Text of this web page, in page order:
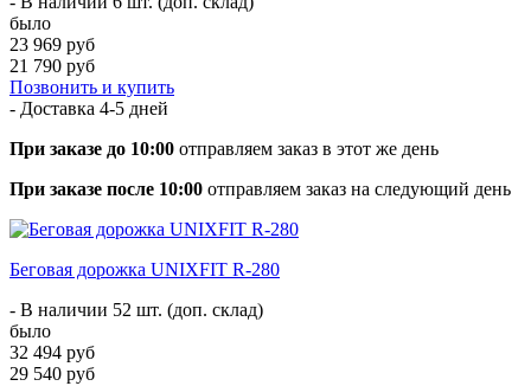
было
23 969 руб
21 790 руб
Позвонить и купить
- Доставка 4-5 дней
При заказе до 10:00 отправляем заказ в этот же день
При заказе после 10:00 отправляем заказ на следующий день
Беговая дорожка UNIXFIT R-280
- В наличии 52 шт. (доп. склад)
было
32 494 руб
29 540 руб